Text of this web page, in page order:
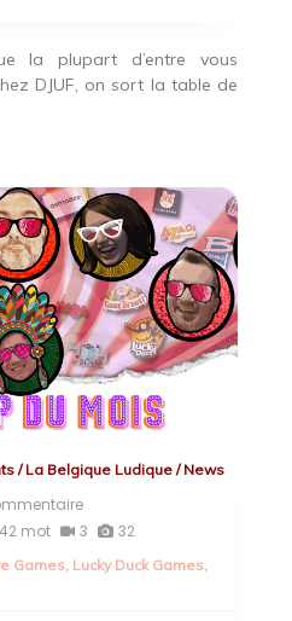
la plupart d’entre vous
DJUF, on sort la table de
/La Belgique Ludique/News
on
Le
Juin
mot 3 32
Games, Lucky Duck Games,